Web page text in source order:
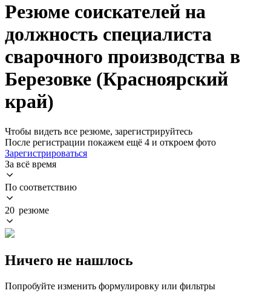
Резюме соискателей на
должность специалиста
сварочного производства в
Березовке (Красноярский
край)
Чтобы видеть все резюме, зарегистрируйтесь
После регистрации покажем ещё 4 и откроем фото
Зарегистрироваться
За всё время
По соответствию
20 резюме
Ничего не нашлось
Попробуйте изменить формулировку или фильтры